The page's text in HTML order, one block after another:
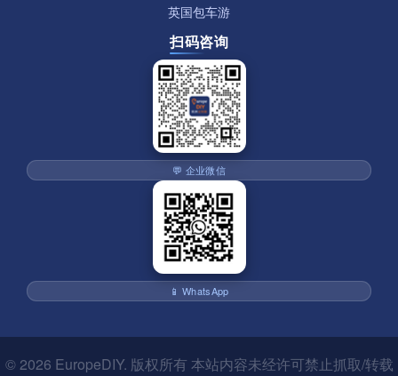
英国包车游
扫码咨询
💬 企业微信
📱 WhatsApp
© 2026 EuropeDIY. 版权所有 本站内容未经许可禁止抓取/转载